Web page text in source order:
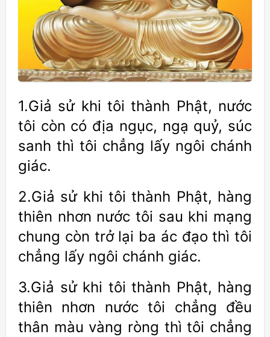
1.Giả sử khi tôi thành Phật, nước
tôi còn có địa ngục, ngạ quỷ, súc
sanh thì tôi chẳng lấy ngôi chánh
giác.
2.Giả sử khi tôi thành Phật, hàng
thiên nhơn nước tôi sau khi mạng
chung còn trở lại ba ác đạo thì tôi
chẳng lấy ngôi chánh giác.
3.Giả sử khi tôi thành Phật, hàng
thiên nhơn nước tôi chẳng đều
thân màu vàng ròng thì tôi chẳng